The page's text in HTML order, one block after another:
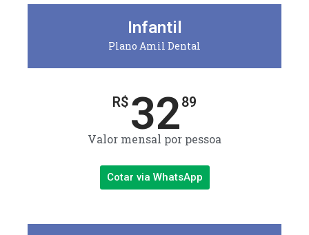
Infantil
Plano Amil Dental
R$ 3289
Valor mensal por pessoa
Cotar via WhatsApp